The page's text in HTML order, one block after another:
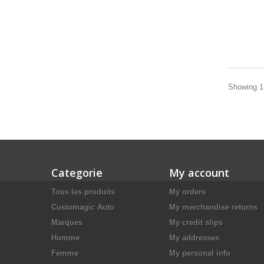
Showing
Categorie
Tous les produits
Customagic Auto
Marques
Homme
Femme
My account
My orders
My merchandise returns
My credit slips
My addresses
My personal info